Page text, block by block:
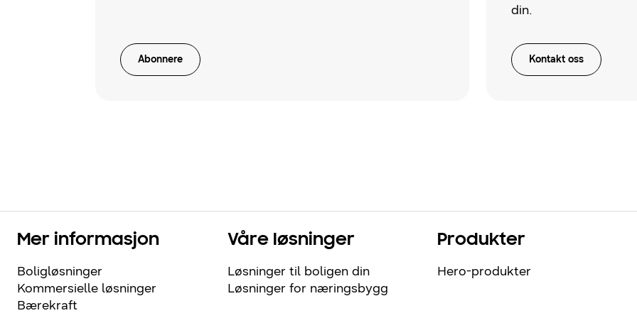
Abonnere
din.
Kontakt oss
Mer informasjon
Boligløsninger
Kommersielle løsninger
Bærekraft
Våre løsninger
Løsninger til boligen din
Løsninger for næringsbygg
Produkter
Hero-produkter